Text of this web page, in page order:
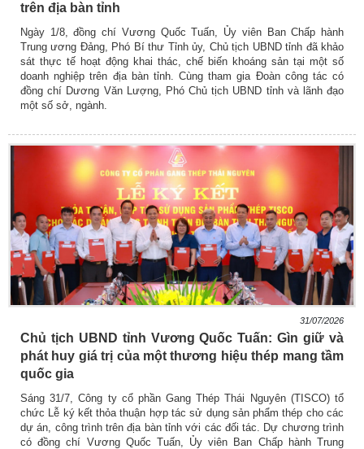
trên địa bàn tỉnh
Ngày 1/8, đồng chí Vương Quốc Tuấn, Ủy viên Ban Chấp hành
Trung ương Đảng, Phó Bí thư Tỉnh ủy, Chủ tịch UBND tỉnh đã khảo
sát thực tế hoạt động khai thác, chế biến khoáng sản tại một số
doanh nghiệp trên địa bàn tỉnh. Cùng tham gia Đoàn công tác có
đồng chí Dương Văn Lượng, Phó Chủ tịch UBND tỉnh và lãnh đạo
một số sở, ngành.
31/07/2026
Chủ tịch UBND tỉnh Vương Quốc Tuấn: Gìn giữ và
phát huy giá trị của một thương hiệu thép mang tầm
quốc gia
Sáng 31/7, Công ty cổ phần Gang Thép Thái Nguyên (TISCO) tổ
chức Lễ ký kết thỏa thuận hợp tác sử dụng sản phẩm thép cho các
dự án, công trình trên địa bàn tỉnh với các đối tác. Dự chương trình
có đồng chí Vương Quốc Tuấn, Ủy viên Ban Chấp hành Trung